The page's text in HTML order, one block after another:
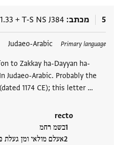
5 מכתב T-S NS J384
+
Primary language
Judaeo-Arabic
to Zakkay ha-Dayyan ha-
Judaeo-Arabic. Probably the
1174 CE); this letter …
recto
בשמ רחמ
אעלם מולאי ומן
תגים